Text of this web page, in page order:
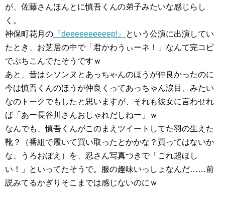
が、佐藤さんほんとに慎吾くんの弟子みたいな感じらし
く。
神保町花月の 『deeeeeeeeeep!』
という公演に出演してい
たとき、お芝居の中で「君かわうぃーネ！」なんて完コピ
でぶちこんでたそうですｗ
あと、昔はシソンヌとあっちゃんのほうが仲良かったのに
今は慎吾くんのほうが仲良くってあっちゃん涙目、みたい
なのトークでもしたと思いますが、それも彼女に言わせれ
ば「あー長谷川さんおしゃれだしねー」ｗ
なんでも、慎吾くんがこのまえツイートしてた羽の生えた
靴？（番組で履いて買い取ったとかかな？買ってはないか
な、うろおぼえ）を、忍さん写真つきで「これ超ほし
い！」といってたそうで。服の趣味いっしょなんだ……前
説みてるかぎりそこまでは感じないのにｗ